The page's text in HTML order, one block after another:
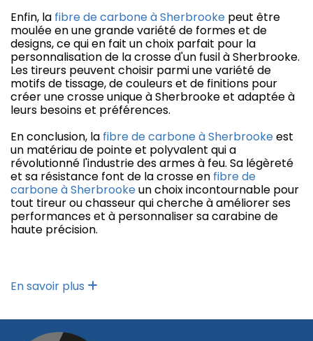
Enfin, la fibre de carbone à Sherbrooke peut être
moulée en une grande variété de formes et de
designs, ce qui en fait un choix parfait pour la
personnalisation de la crosse d'un fusil à Sherbrooke.
Les tireurs peuvent choisir parmi une variété de
motifs de tissage, de couleurs et de finitions pour
créer une crosse unique à Sherbrooke et adaptée à
leurs besoins et préférences.
En conclusion, la fibre de carbone à Sherbrookeest
un matériau de pointe et polyvalent qui a
révolutionné l'industrie des armes à feu. Sa légèreté
et sa résistance font de la crosse en fibre de
carbone à Sherbrookeun choix incontournable pour
tout tireur ou chasseur qui cherche à améliorer ses
performances et à personnaliser sa carabine de
haute précision.
En savoir plus